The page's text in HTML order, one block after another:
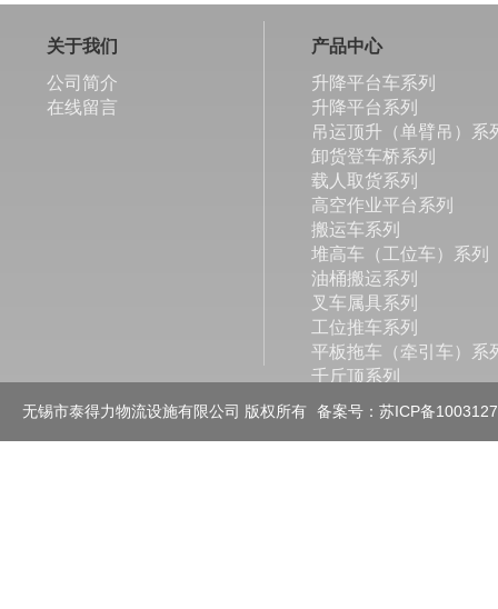
关于我们
公司简介
在线留言
产品中心
升降平台车系列
升降平台系列
吊运顶升（单臂吊）系
卸货登车桥系列
载人取货系列
高空作业平台系列
搬运车系列
堆高车（工位车）系列
油桶搬运系列
叉车属具系列
工位推车系列
平板拖车（牵引车）系
千斤顶系列
滑动轮（拖辊）及其它
工业称重系列
无锡市泰得力物流设施有限公司 版权所有 备案号：苏ICP备